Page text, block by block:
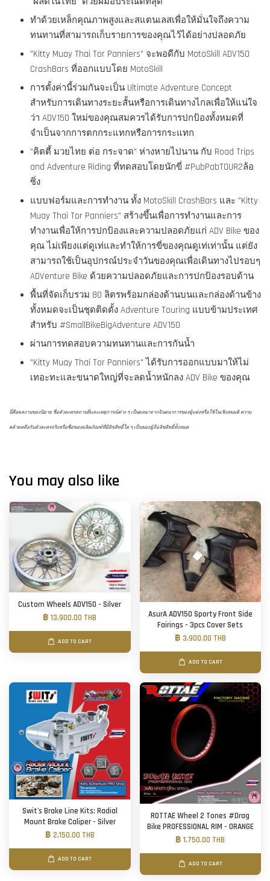
ทำด้วยเหล็กคุณภาพสูงและสแตนเลสเพื่อให้มั่นใจถึงความ
ทนทานที่สามารถเก็บรายการของคุณไว้ได้อย่างปลอดภัย
"Kitty Muay Thai Tor Panniers" จะพอดีกับ MotoSkill ADV150
CrashBars ที่ออกแบบโดย MotoSkill
การตั้งค่านี้ร่วมกันจะเป็น Ultimate Adventure Concept
สำหรับการเดินทางระยะสั้นหรือการเดินทางไกลเพื่อให้แน่ใจ
ว่า ADV150 ใหม่ของคุณสมควรได้รับการปกป้องทั้งหมดที่
จำเป็นจากการตกกระแทกหรือการกระแทก
"คิตตี้ มวยไทย ต่อ กระจาด" ห่างหายไปนาน กับ Road Trips
and Adventure Riding ที่ทดสอบโดยนักขี่ #PubPabTOUR2ล้อ
ซิ่ง
แบบฟอร์มและการทำงาน ทั้ง MotoSkill CrashBars และ "Kitty
Muay Thai Tor Panniers" สร้างขึ้นเพื่อการทำงานและการ
ทำงานเพื่อให้การปกป้องและความปลอดภัยแก่ ADV Bike ของ
คุณ ไม่เพียงแต่ดูเท่และทำให้การขี่ของคุณดูเท่เท่านั้น แต่ยัง
สามารถใช้เป็นอุปกรณ์ประจำวันของคุณเพื่อเดินทางไปรอบๆ
ADVenture Bike ด้วยความปลอดภัยและการปกป้องรอบด้าน
พื้นที่จัดเก็บรวม 80 ลิตรพร้อมกล่องด้านบนและกล่องด้านข้าง
ทั้งหมดจะเป็นชุดติดตั้ง Adventure Touring แบบข้ามประเทศ
สำหรับ #SmallBikeBigAdventure ADV150
ผ่านการทดสอบความทนทานและการกันน้ำ
"Kitty Muay Thai Tor Panniers" ได้รับการออกแบบมาให้ไม่
เทอะทะและขนาดใหญ่ที่จะลดน้ำหนักลง ADV Bike ของคุณ
นี่คือผลงานของนิยาย ชื่อตัวละครสถานที่และเหตุการณ์ต่าง ๆ เป็นผลมาจากจินตนาการของผู้แต่งหรือใช้ในเชิงสมมติ ความ
คล้ายคลึงกับตัวละครจริงหรือชื่อของผลิตภัณฑ์ที่มีลิขสิทธิ์ใด ๆ เป็นของผู้ถือลิขสิทธิ์ทั้งหมด
You may also like
Custom Wheels ADV150 - Silver
฿ 13,900.00 THB
ADD TO CART
AsurA ADV150 Sporty Front Side
Fairings - 3pcs Cover Sets
฿ 3,900.00 THB
ADD TO CART
Swit's Brake Line Kits: Radial
Mount Brake Caliper - Silver
฿ 2,150.00 THB
ADD TO CART
ROTTAE Wheel 2 Tones #Drag
Bike PROFESSIONAL RIM - ORANGE
฿ 1,750.00 THB
ADD TO CART